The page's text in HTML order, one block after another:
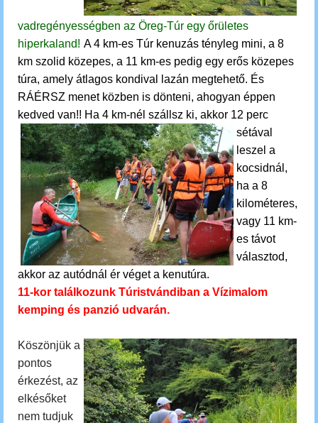
vadregényességben az Öreg-Túr egy őrületes
hiperkaland! A 4 km-es Túr kenuzás tényleg mini, a 8
km szolid közepes, a 11 km-es pedig egy erős közepes
túra, amely átlagos kondival lazán megtehető. És
RÁÉRSZ menet közben is dönteni, ahogyan éppen
kedved van!! Ha 4 km-nél szállsz ki, akkor 12 perc
sétával
leszel a
kocsidnál,
ha a 8
kilométeres,
vagy 11 km-
es távot
választod,
akkor az autódnál ér véget a kenutúra.
11-kor találkozunk Túristvándiban a Vízimalom
kemping és panzió udvarán.
Köszönjük a
pontos
érkezést, az
elkésőket
nem tudjuk